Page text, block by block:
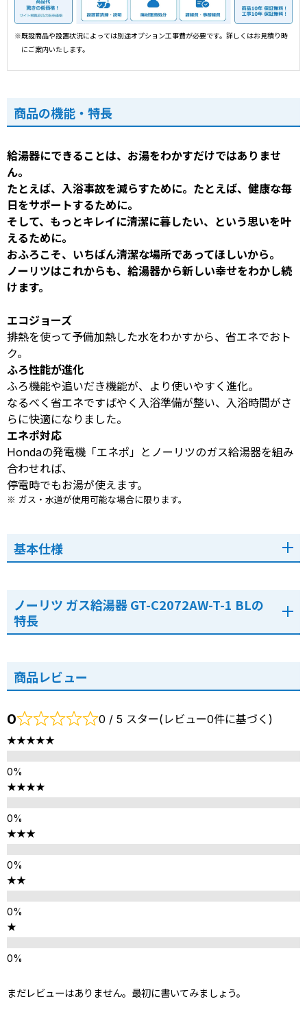
※既設商品や設置状況によっては別途オプション工事費が必要です。詳しくはお見積り時
にご案内いたします。
商品の機能・特長
給湯器にできることは、お湯をわかすだけではありませ
ん。
たとえば、入浴事故を減らすために。たとえば、健康な毎
日をサポートするために。
そして、もっとキレイに清潔に暮したい、という思いを叶
えるために。
おふろこそ、いちばん清潔な場所であってほしいから。
ノーリツはこれからも、給湯器から新しい幸せをわかし続
けます。
エコジョーズ
排熱を使って予備加熱した水をわかすから、省エネでおト
ク。
ふろ性能が進化
ふろ機能や追いだき機能が、より使いやすく進化。
なるべく省エネですばやく入浴準備が整い、入浴時間がさ
らに快適になりました。
エネポ対応
Hondaの発電機「エネポ」とノーリツのガス給湯器を組み
合わせれば、
停電時でもお湯が使えます。
※ ガス・水道が使用可能な場合に限ります。
基本仕様
ノーリツ ガス給湯器 GT-C2072AW-T-1 BLの
特長
商品レビュー
0 0 / 5 スター(レビュー0件に基づく)
★★★★★
★★★★
★★★
★★
★
まだレビューはありません。最初に書いてみましょう。